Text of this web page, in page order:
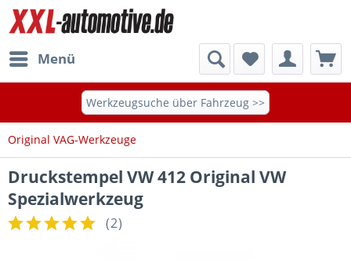
Menü
Werkzeugsuche über Fahrzeug >>
Original VAG-Werkzeuge
Druckstempel VW 412 Original VW
Spezialwerkzeug
(2)